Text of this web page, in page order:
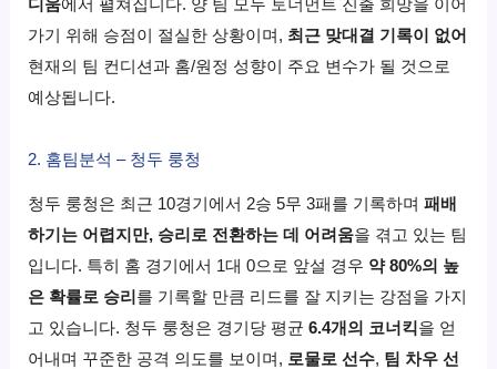
디움에서 펼쳐집니다. 양 팀 모두 토너먼트 진출 희망을 이어
가기 위해 승점이 절실한 상황이며, 최근 맞대결 기록이 없어
현재의 팀 컨디션과 홈/원정 성향이 주요 변수가 될 것으로
예상됩니다.
2. 홈팀분석 – 청두 룽청
청두 룽청은 최근 10경기에서 2승 5무 3패를 기록하며패배
하기는 어렵지만, 승리로 전환하는 데 어려움을 겪고 있는 팀
입니다. 특히 홈 경기에서 1대 0으로 앞설 경우 약 80%의 높
은 확률로 승리 를 기록할 만큼 리드를 잘 지키는 강점을 가지
고 있습니다. 청두 룽청은 경기당 평균6.4개의 코너킥을 얻
어내며 꾸준한 공격 의도를 보이며, 로물로 선수, 팀 차우 선